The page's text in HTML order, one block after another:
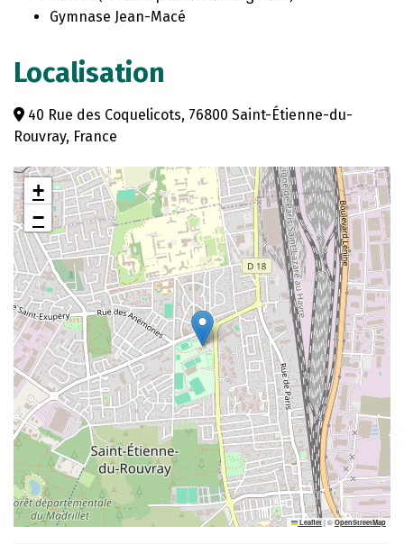
Gymnase Jean-Macé
Localisation
40 Rue des Coquelicots, 76800 Saint-Étienne-du-
Rouvray, France
+
−
Leaflet |© OpenStreetMap